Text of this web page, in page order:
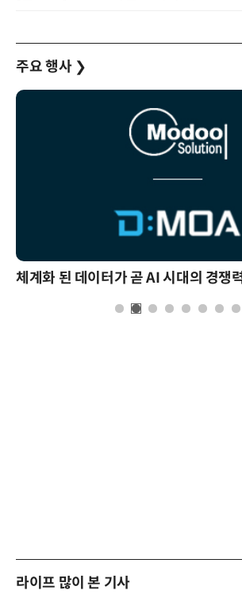
주요 행사 ❯
체계화 된 데이터가 곧 AI 시대의 경쟁
라이프 많이 본 기사